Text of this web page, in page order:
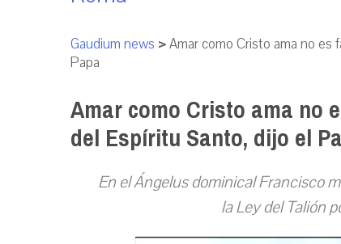
Gaudium news >Amar como Cristo ama no es
Papa
Amar como Cristo ama no
del Espíritu Santo, dijo el
En el Ángelus dominical Francisco
la Ley del Talión